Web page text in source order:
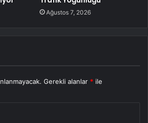
Ağustos 7, 2026
Gerekli alanlar * ile